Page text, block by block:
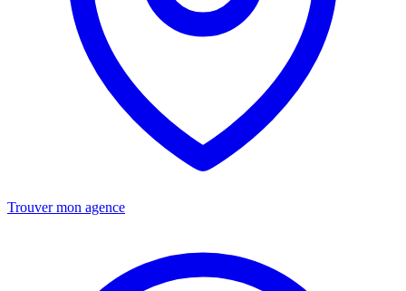
Trouver mon agence